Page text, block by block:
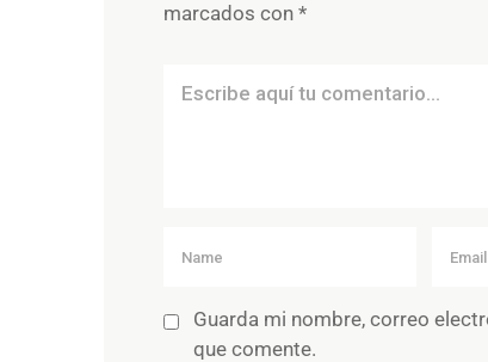
marcados con *
Guarda mi nombre, correo
que comente.